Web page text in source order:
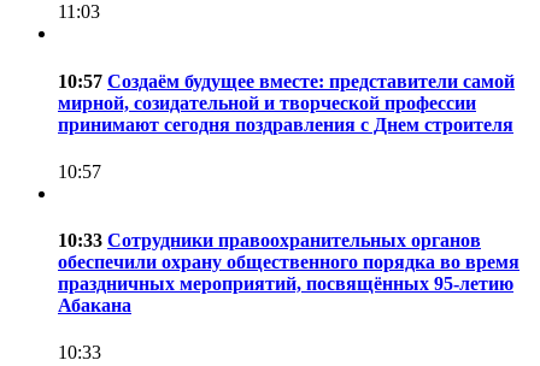
11:03
10:57 Создаём будущее вместе: представители самой
мирной, созидательной и творческой профессии
принимают сегодня поздравления с Днем строителя
10:57
10:33 Сотрудники правоохранительных органов
обеспечили охрану общественного порядка во время
праздничных мероприятий, посвящённых 95-летию
Абакана
10:33